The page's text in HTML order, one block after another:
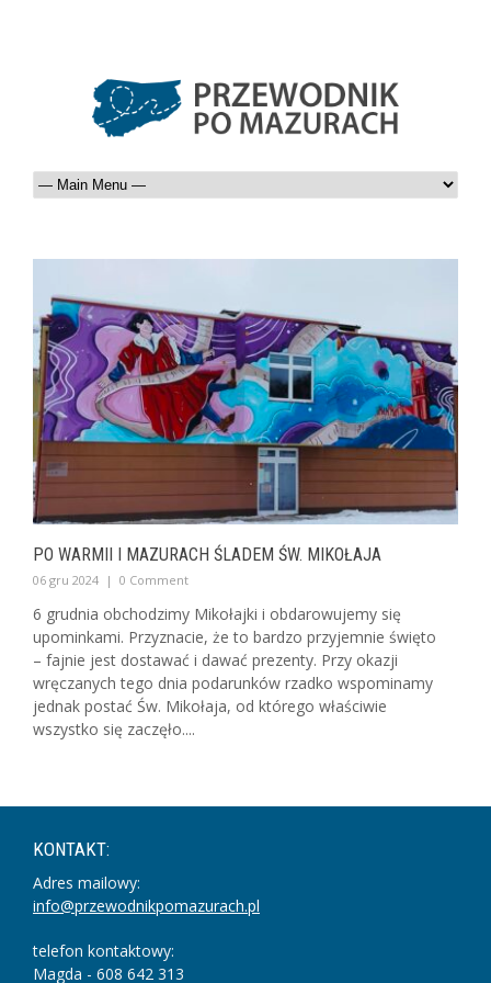
PO WARMII I MAZURACH ŚLADEM ŚW. MIKOŁAJA
06 gru 2024 | 0 Comment
6 grudnia obchodzimy Mikołajki i obdarowujemy się
upominkami. Przyznacie, że to bardzo przyjemnie święto
– fajnie jest dostawać i dawać prezenty. Przy okazji
wręczanych tego dnia podarunków rzadko wspominamy
jednak postać Św. Mikołaja, od którego właściwie
wszystko się zaczęło....
KONTAKT:
Adres mailowy:
info@przewodnikpomazurach.pl
telefon kontaktowy:
Magda - 608 642 313